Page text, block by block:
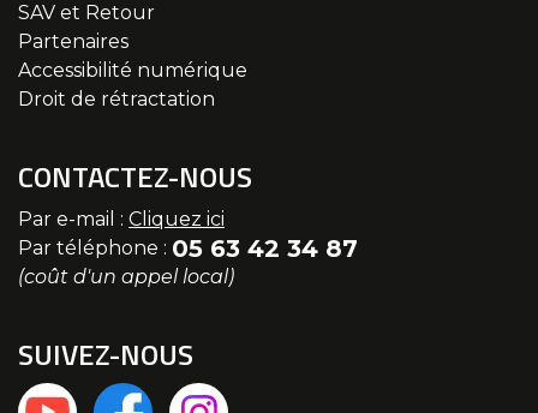
SAV et Retour
Partenaires
Accessibilité numérique
Droit de rétractation
CONTACTEZ-NOUS
Par e-mail : Cliquez ici
Par téléphone : 05 63 42 34 87
(coût d'un appel local)
SUIVEZ-NOUS